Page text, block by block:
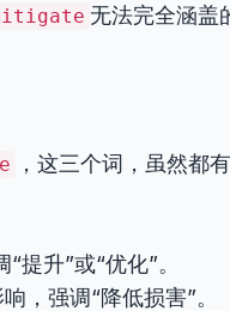
无法完全涵盖
，这三个词，虽然都
提升”或“优化”。
，强调“降低损害”。